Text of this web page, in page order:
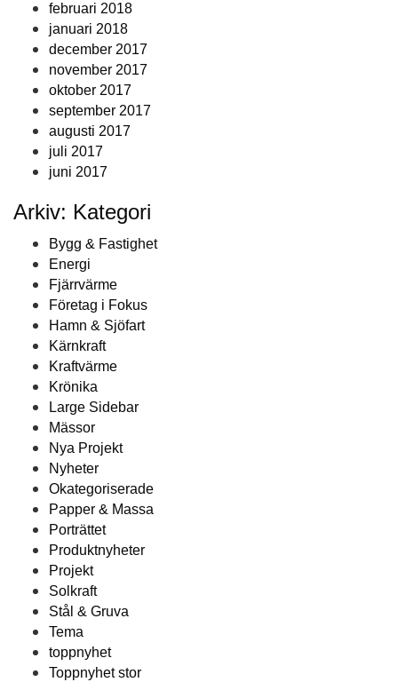
februari 2018
januari 2018
december 2017
november 2017
oktober 2017
september 2017
augusti 2017
juli 2017
juni 2017
Arkiv: Kategori
Bygg & Fastighet
Energi
Fjärrvärme
Företag i Fokus
Hamn & Sjöfart
Kärnkraft
Kraftvärme
Krönika
Large Sidebar
Mässor
Nya Projekt
Nyheter
Okategoriserade
Papper & Massa
Porträttet
Produktnyheter
Projekt
Solkraft
Stål & Gruva
Tema
toppnyhet
Toppnyhet stor